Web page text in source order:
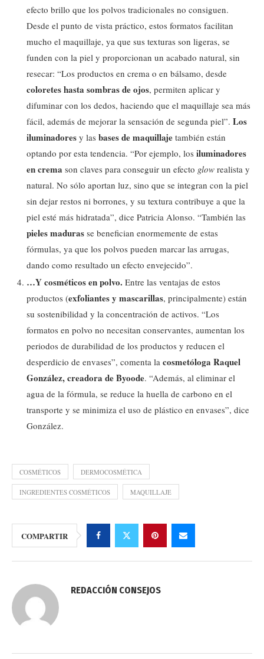
efecto brillo que los polvos tradicionales no consiguen.
Desde el punto de vista práctico, estos formatos facilitan
mucho el maquillaje, ya que sus texturas son ligeras, se
funden con la piel y proporcionan un acabado natural, sin
resecar: “Los productos en crema o en bálsamo, desde
coloretes hasta sombras de ojos, permiten aplicar y
difuminar con los dedos, haciendo que el maquillaje sea más
fácil, además de mejorar la sensación de segunda piel”. Los
iluminadores y las bases de maquillaje también están
optando por esta tendencia. “Por ejemplo, los iluminadores
en crema son claves para conseguir un efecto glow realista y
natural. No sólo aportan luz, sino que se integran con la piel
sin dejar restos ni borrones, y su textura contribuye a que la
piel esté más hidratada”, dice Patricia Alonso. “También las
pieles maduras se benefician enormemente de estas
fórmulas, ya que los polvos pueden marcar las arrugas,
dando como resultado un efecto envejecido”.
…Y cosméticos en polvo. Entre las ventajas de estos
productos (exfoliantes y mascarillas, principalmente) están
su sostenibilidad y la concentración de activos. “Los
formatos en polvo no necesitan conservantes, aumentan los
periodos de durabilidad de los productos y reducen el
desperdicio de envases”, comenta la cosmetóloga Raquel
González, creadora de Byoode. “Además, al eliminar el
agua de la fórmula, se reduce la huella de carbono en el
transporte y se minimiza el uso de plástico en envases”, dice
González.
COSMÉTICOS DERMOCOSMÉTICA
INGREDIENTES COSMÉTICOS MAQUILLAJE
COMPARTIR
REDACCIÓN CONSEJOS